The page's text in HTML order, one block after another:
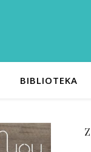
BIBLIOTEKA